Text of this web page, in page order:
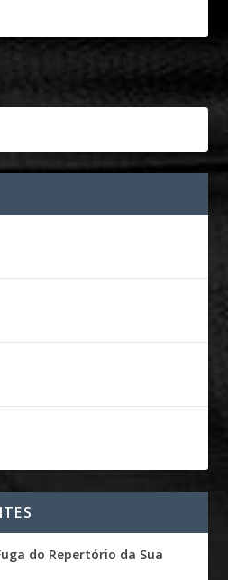
do Repertório da Sua